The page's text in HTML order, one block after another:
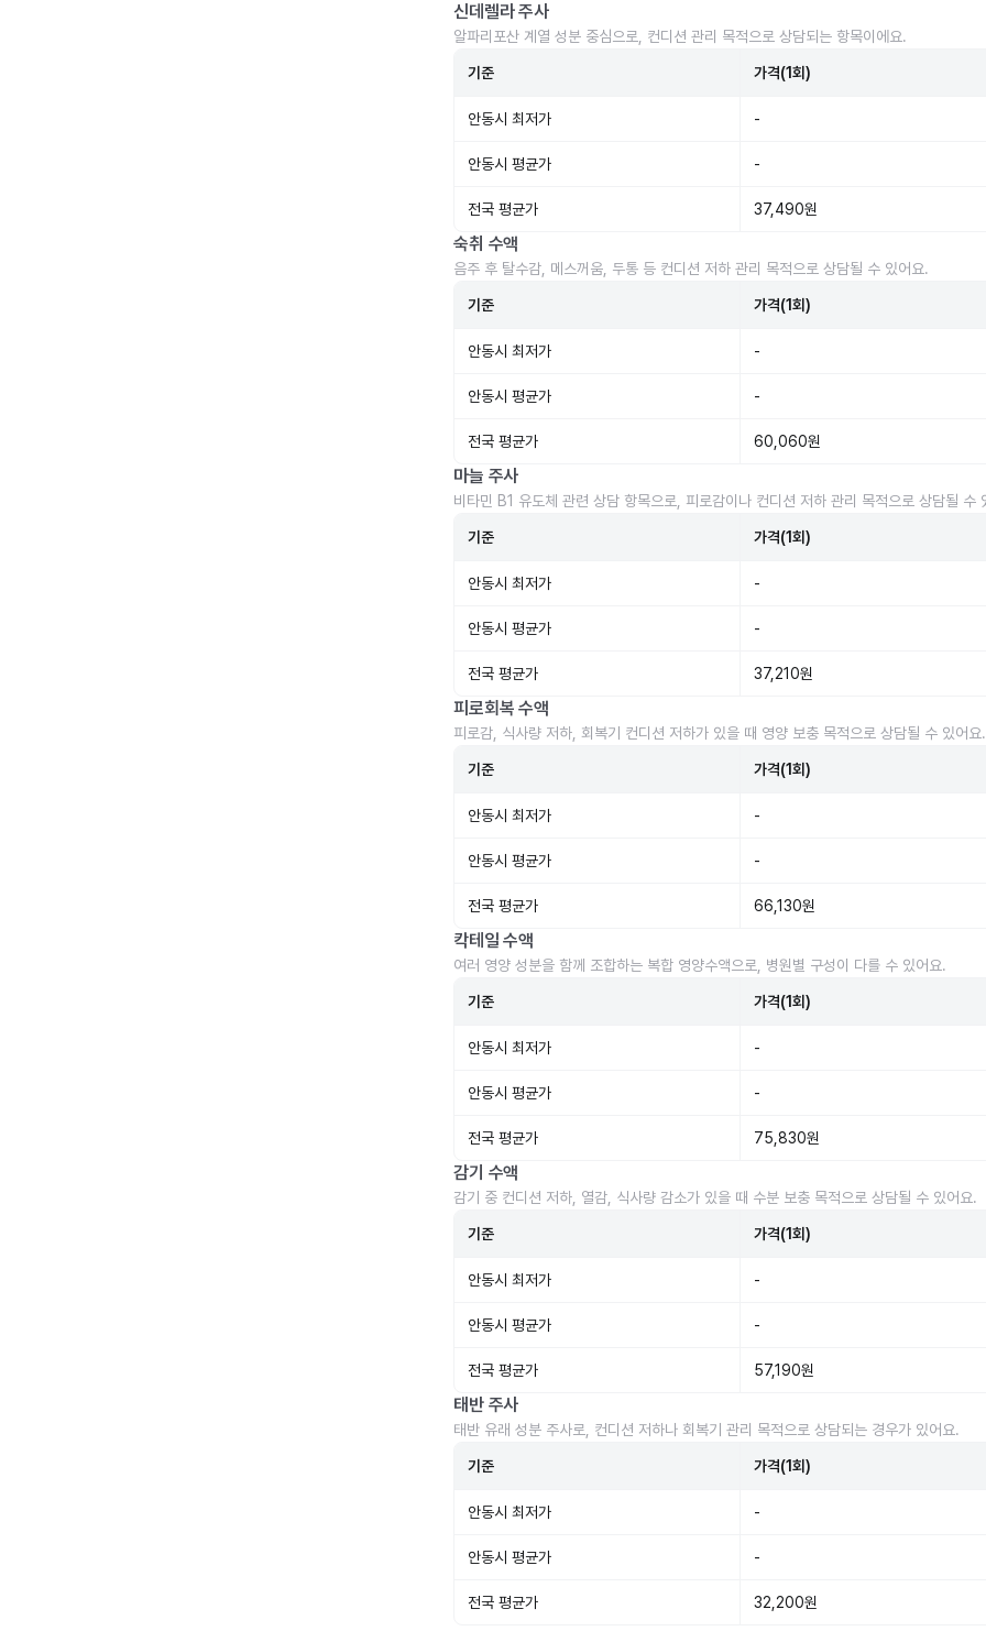
신데렐라 주사
알파리포산 계열 성분 중심으로, 컨디션 관리 목적으로 상담되는 항목이에요.
기준 가격(1회)
안동시 최저가 -
안동시 평균가 -
전국 평균가 37,490원
숙취 수액
음주 후 탈수감, 메스꺼움, 두통 등 컨디션 저하 관리 목적으로 상담될 수 있어요.
기준 가격(1회)
안동시 최저가 -
안동시 평균가 -
전국 평균가 60,060원
마늘 주사
비타민 B1 유도체 관련 상담 항목으로, 피로감이나 컨디션 저하 관리 목적으로 상담될 수
기준 가격(1회)
안동시 최저가 -
안동시 평균가 -
전국 평균가 37,210원
피로회복 수액
피로감, 식사량 저하, 회복기 컨디션 저하가 있을 때 영양 보충 목적으로 상담될 수 있어요.
기준 가격(1회)
안동시 최저가 -
안동시 평균가 -
전국 평균가 66,130원
칵테일 수액
여러 영양 성분을 함께 조합하는 복합 영양수액으로, 병원별 구성이 다를 수 있어요.
기준 가격(1회)
안동시 최저가 -
안동시 평균가 -
전국 평균가 75,830원
감기 수액
감기 중 컨디션 저하, 열감, 식사량 감소가 있을 때 수분 보충 목적으로 상담될 수 있어요.
기준 가격(1회)
안동시 최저가 -
안동시 평균가 -
전국 평균가 57,190원
태반 주사
태반 유래 성분 주사로, 컨디션 저하나 회복기 관리 목적으로 상담되는 경우가 있어요.
기준 가격(1회)
안동시 최저가 -
안동시 평균가 -
전국 평균가 32,200원